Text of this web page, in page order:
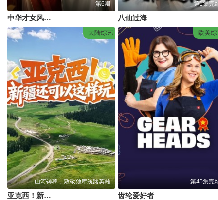
第6期
中华才女风华录
第1集完
八仙过海
大陆综艺
山河铸碑，致敬独库筑路英雄
亚克西！新疆还可以这样玩！
欧美
第40集完
齿轮爱好者